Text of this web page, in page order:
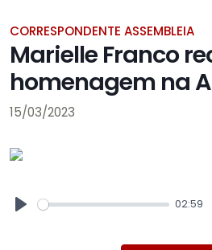
CORRESPONDENTE ASSEMBLEIA
Marielle Franco
homenagem na
15/03/2023
02:59